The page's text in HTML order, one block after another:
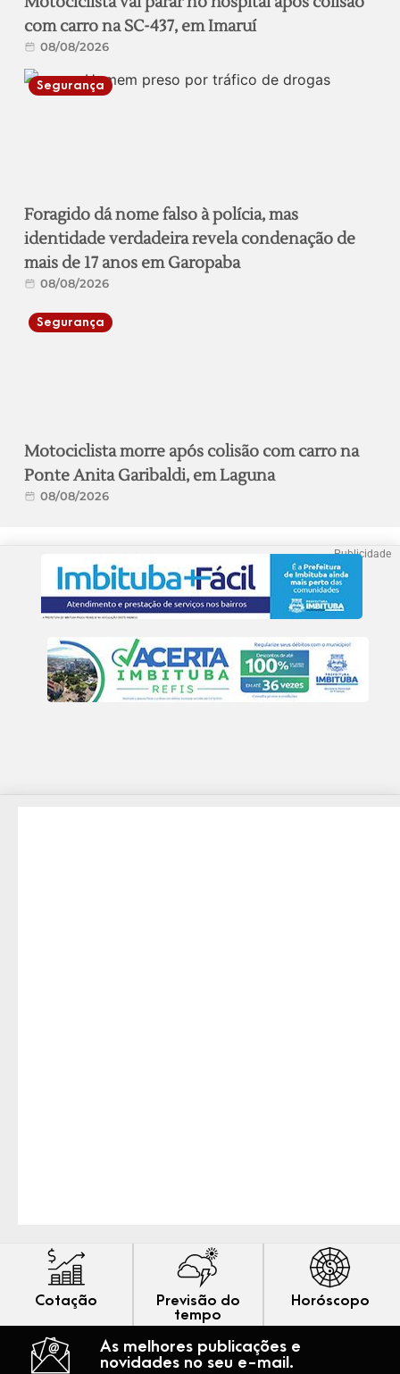
com carro na SC-437, em Imaruí
08/08/2026
Segurança
Foragido dá nome falso à polícia, mas
identidade verdadeira revela condenação de
mais de 17 anos em Garopaba
08/08/2026
Segurança
Motociclista morre após colisão com carro na
Ponte Anita Garibaldi, em Laguna
08/08/2026
Publicidade
Cotação
Previsão do
tempo
Horóscopo
As melhores publicações e
novidades no seu e-mail.